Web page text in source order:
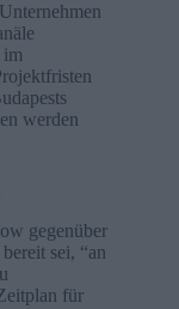
im
werden
gegenüber
sei, “an
für